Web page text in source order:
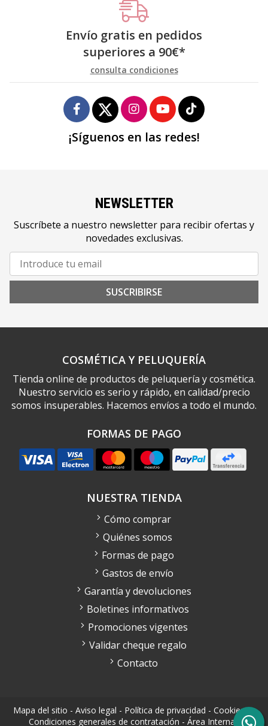
Envío gratis en pedidos
superiores a 90€*
consulta condiciones
¡Síguenos en las redes!
NEWSLETTER
Suscríbete a nuestro newsletter para recibir ofertas y
novedades exclusivas.
SUSCRIBIRSE
COSMÉTICA Y PELUQUERÍA
Tienda online de productos de peluquería y cosmética.
Nuestro servicio es serio y rápido, en calidad/precio
somos insuperables. Hacemos envíos a todo el mundo.
FORMAS DE PAGO
NUESTRA TIENDA
Cómo comprar
Quiénes somos
Formas de pago
Gastos de envío
Garantía y devoluciones
Boletines informativos
Promociones vigentes
Validar cheque regalo
Contacto
Mapa del sitio - Aviso legal - Política de privacidad - Cookies-
Condiciones generales de contratación - Área Interna